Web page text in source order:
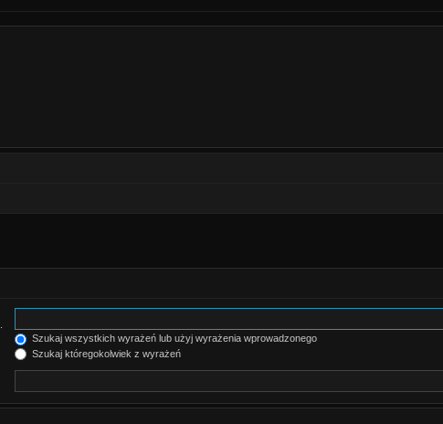
Szukaj wszystkich wyrażeń lub użyj wyrażenia wprowadzonego
Szukaj któregokolwiek z wyrażeń